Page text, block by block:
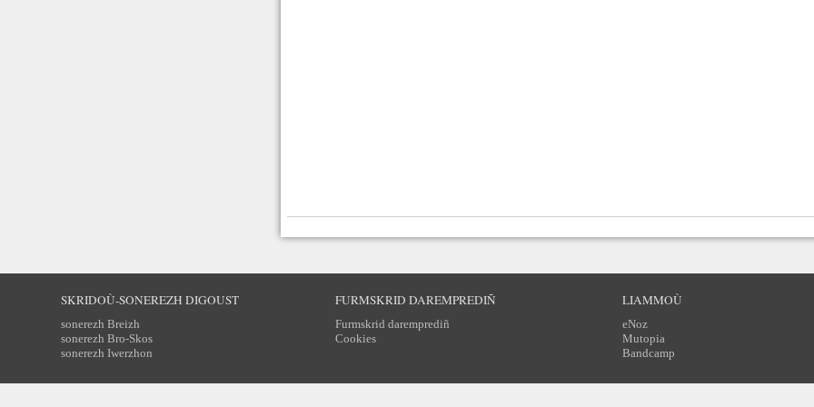
SKRIDOÙ-SONEREZH DIGOUST
sonerezh Breizh
sonerezh Bro-Skos
sonerezh Iwerzhon
FURMSKRID DAREMPREDIÑ
Furmskrid daremprediñ
Cookies
LIAMMOÙ
eNoz
Mutopia
Bandcamp